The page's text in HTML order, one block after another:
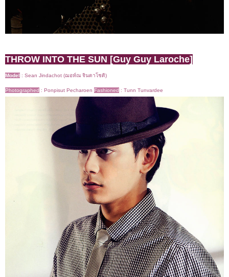
THROW INTO THE SUN [Guy Guy Laroche]
Model : Sean Jindachot (ฌอห์ณ จินดาโชติ)
Photographed : Ponpisut Pecharoen Fashioned : Tunn Tunvardee